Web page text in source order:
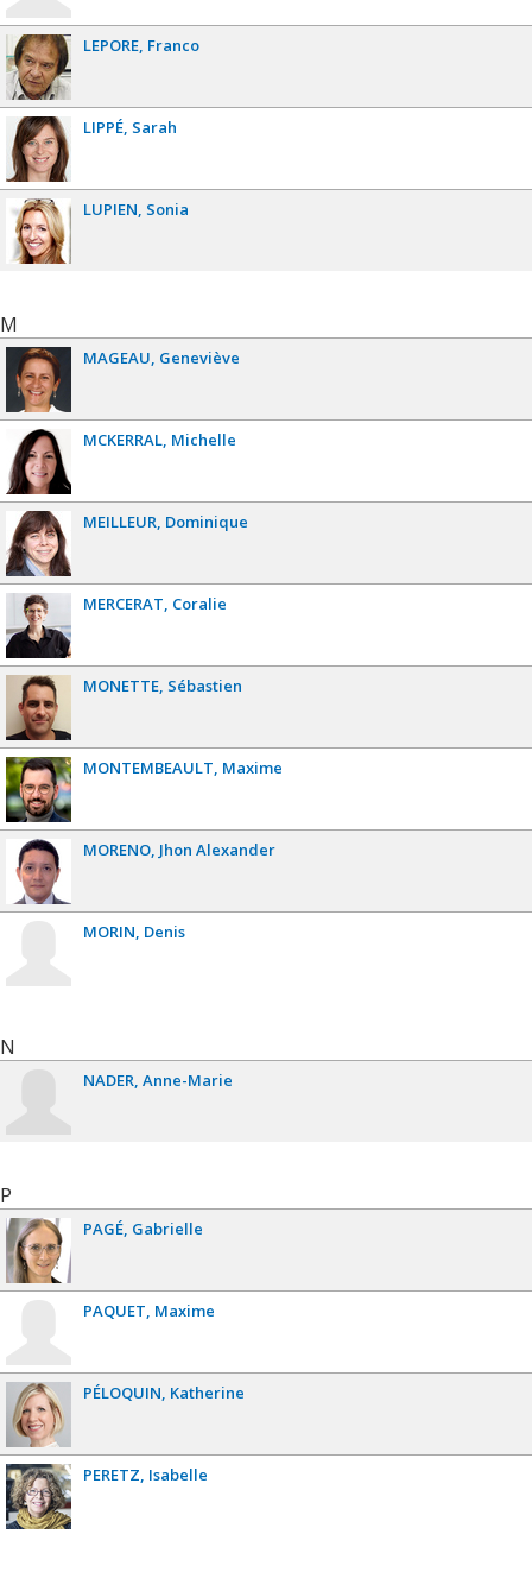
LEPORE Franco
LIPPÉ Sarah
LUPIEN Sonia
M
MAGEAU Geneviève
MCKERRAL Michelle
MEILLEUR Dominique
MERCERAT Coralie
MONETTE Sébastien
MONTEMBEAULT Maxime
MORENO Jhon Alexander
MORIN Denis
N
NADER Anne-Marie
P
PAGÉ Gabrielle
PAQUET Maxime
PÉLOQUIN Katherine
PERETZ Isabelle